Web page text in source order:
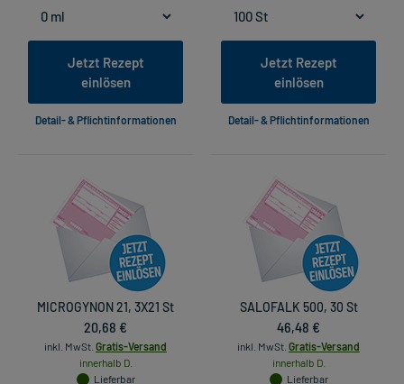
Jetzt Rezept
einlösen
Detail- & Pflichtinformationen
Jetzt Rezept
einlösen
Detail- & Pflichtinformationen
MICROGYNON 21, 3X21 St
20,68 €
inkl. MwSt. Gratis-Versand
innerhalb D.
Lieferbar
SALOFALK 500, 30 St
46,48 €
inkl. MwSt. Gratis-Versand
innerhalb D.
Lieferbar